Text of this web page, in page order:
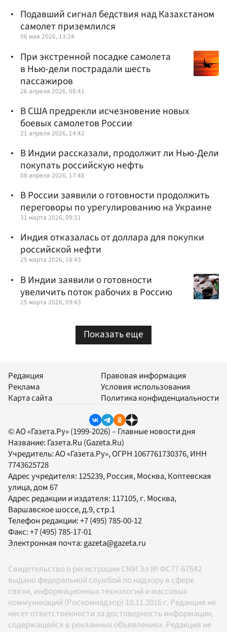
Подавший сигнал бедствия над Казахстаном
самолет приземлился
06 мая 2026, 13:24
При экстренной посадке самолета
в Нью-дели пострадали шесть
пассажиров
26 апреля 2026, 08:41
В США предрекли исчезновение новых
боевых самолетов России
21 апреля 2026, 14:42
В Индии рассказали, продолжит ли Нью-Дели
покупать российскую нефть
08 апреля 2026, 17:48
В России заявили о готовности продолжить
переговоры по урегулированию на Украине
31 марта 2026, 09:31
Индия отказалась от доллара для покупки
российской нефти
25 марта 2026, 18:43
В Индии заявили о готовности
увеличить поток рабочих в Россию
25 марта 2026, 09:43
Показать еще
Редакция
Реклама
Карта сайта
Правовая информация
Условия использования
Политика конфиденциальности
© АО «Газета.Ру» (1999-2026) – Главные новости дня
Название: Газета.Ru (Gazeta.Ru)
Учредитель:АО «Газета.Ру», ОГРН 1067761730376, ИНН
7743625728
Адрес учредителя: 125239, Россия, Москва, Коптевская
улица, дом 67
Адрес редакции и издателя: 117105, г. Москва,
Варшавское шоссе, д.9, стр.1
Телефон редакции:+7 (495) 785-00-12
Факс:+7 (495) 785-17-01
Электронная почта:gazeta@gazeta.ru
Свидетельство о регистрации СМИ Эл № ФС77-67642
выдано федеральной службой по надзору в сфере
связи, информационных технологий и массовых
коммуникаций (Роскомнадзор) 10.11.2016 г. Редакция не
несет ответственности за достоверность информации,
содержащейся в рекламных объявлениях. Редакция не